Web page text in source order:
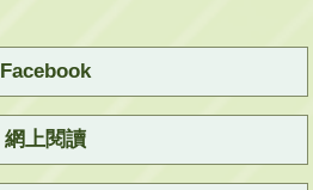
Facebook
網上閱讀